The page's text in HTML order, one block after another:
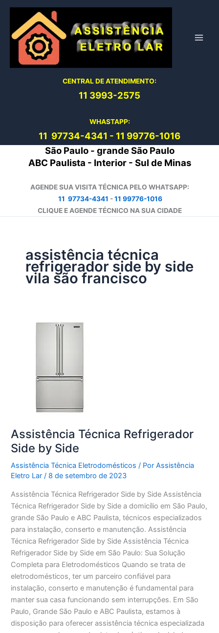
conteúdo
CENTRAL DE ATENDIMENTO:
11 3993-2575
WHASTAPP:
11 97734-4341 - 11 99776-1016
São Paulo - grande São Paulo
ABC Paulista - Interior - Sul de Minas
AGENDE SUA VISITA TÉCNICA PELO WHATSAPP:
11 97734-4341 -11 99776-1016
CLIQUE E AGENDE TÉCNICO NA SUA CIDADE
assistência técnica
refrigerador side by side
vila são francisco
Assistência Técnica Refrigerador
Side by Side
Assistência Técnica Eletrodomésticos / PorAssistência
Eletro Lar/ 8 de setembro de 2023
Assistência Técnica Refrigerador Side by Side Assistência
Técnica Refrigerador Side by Side a domicílio em São Paulo,
grande São Paulo e ABC Paulista, técnicos especializados
para instalação, conserto e manutenção. Assistência
Técnica Refrigerador Side by Side Assistência Técnica
Refrigerador Side by Side em São Paulo: Sua Solução
Completa para Eletrodomésticos Quando se trata de
eletrodomésticos, ter um parceiro confiável para
instalação, conserto e manutenção é fundamental para
manter sua casa funcionando sem interrupções. Em São
Paulo, Grande São Paulo e ABC Paulista, estamos à
disposição para oferecer assistência técnica especializada